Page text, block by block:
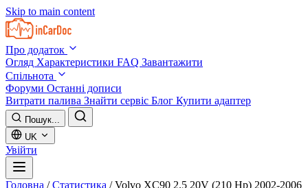
Skip to main content
Про додаток
Огляд Характеристики FAQ Завантажити
Спільнота
Форуми Останні дописи
Витрати палива Знайти сервіс Блог Купити адаптер
Пошук...
UK
Увійти
Головна / Статистика / Volvo XC90 2.5 20V (210 Hp) 2002-2006